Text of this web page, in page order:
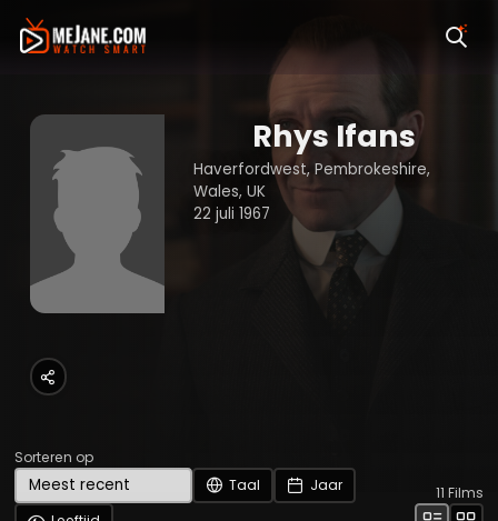
Rhys Ifans
Haverfordwest, Pembrokeshire,
Wales, UK
22 juli 1967
Sorteren op
Taal
Jaar
11 Films